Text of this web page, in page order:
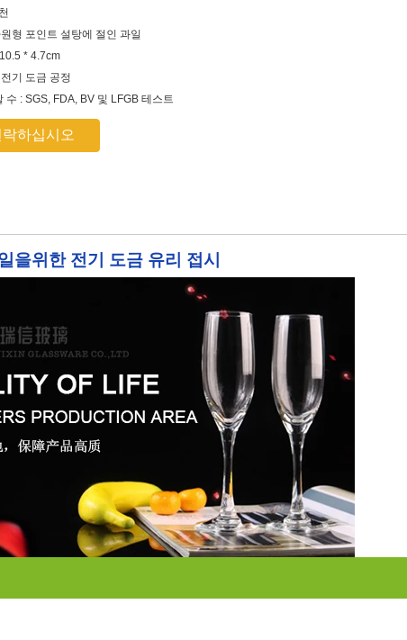
형 포인트 설탕에 절인 과일
* 4.7cm
기 도금 공정
수 : SGS, FDA, BV 및 LFGB 테스트
하십시오
을위한 전기 도금 유리 접시